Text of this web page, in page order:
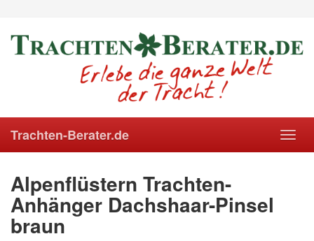
Trachten-Berater.de
Alpenflüstern Trachten-
Anhänger Dachshaar-Pinsel
braun